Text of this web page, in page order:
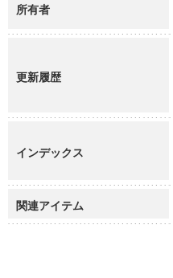
所有者
更新履歴
インデックス
関連アイテム